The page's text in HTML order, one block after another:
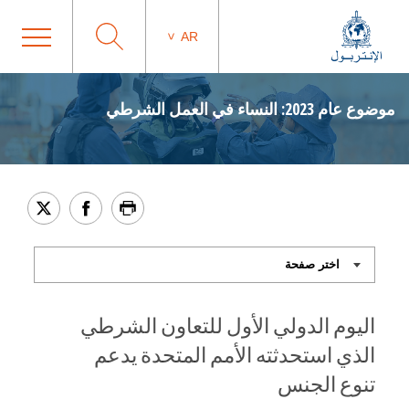
AR
موضوع عام 2023: النساء في العمل الشرطي
اليوم الدولي الأول للتعاون الشرطي
الذي استحدثته الأمم المتحدة يدعم
تنوع الجنس